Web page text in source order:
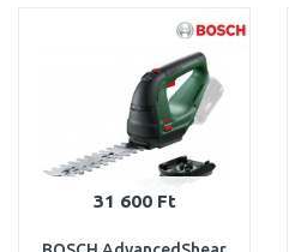
Összehasonlítás
31 600 Ft